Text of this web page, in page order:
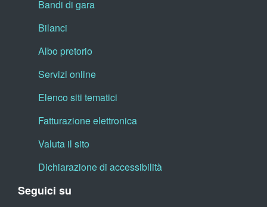
Bandi di gara
Bilanci
Albo pretorio
Servizi online
Elenco siti tematici
Fatturazione elettronica
Valuta il sito
Dichiarazione di accessibilità
Seguici su